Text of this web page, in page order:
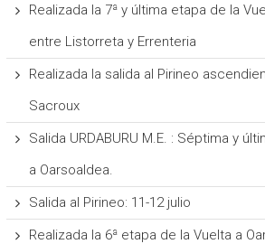
Realizada la 7ª y última etapa de la
entre Listorreta y Errenteria
Realizada la salida al Pirineo
Sacroux
Salida URDABURU M.E. : Séptima y
a Oarsoaldea.
Salida al Pirineo: 11-12 julio
Realizada la 6ª etapa de la Vuelta a